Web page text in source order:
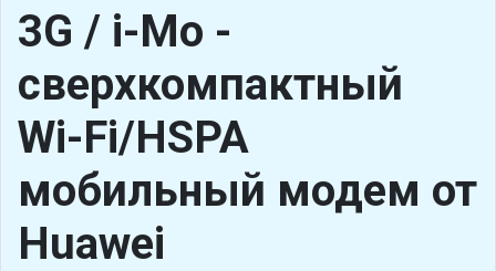
3G / i-Mo -
сверхкомпактный
Wi-Fi/HSPA
мобильный модем от
Huawei